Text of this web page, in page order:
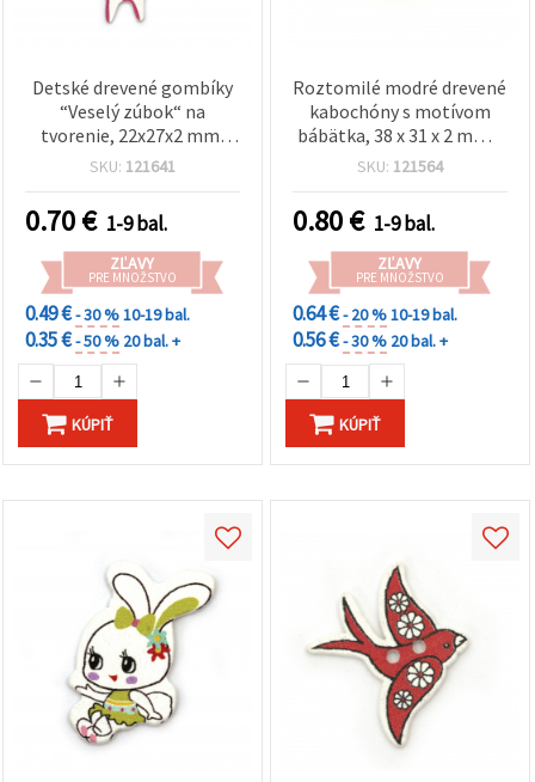
Detské drevené gombíky
“Veselý zúbok“ na
tvorenie, 22x27x2 mm,
otvor: 1 mm, MIX - 10 ks
SKU: 121641
0.70€ 1-9 bal.
ZĽAVY
PRE MNOŽSTVO
0.49 €- 30 %10-19 bal.
0.35 €- 50 % 20 bal. +
KÚPIŤ
Roztomilé modré drevené
kabochóny s motívom
bábätka, 38 x 31 x 2 mm –
ideálne na baby shower,
dekorácie, sada 10 ks
SKU: 121564
0.80€ 1-9 bal.
ZĽAVY
PRE MNOŽSTVO
0.64 €- 20 %10-19 bal.
0.56 €- 30 % 20 bal. +
KÚPIŤ